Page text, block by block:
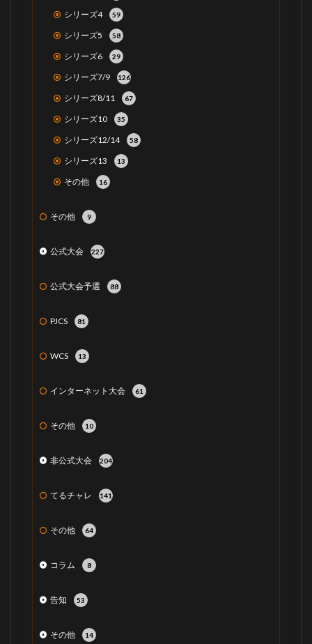
シリーズ4 59
シリーズ5 58
シリーズ6 29
シリーズ7/9 126
シリーズ8/11 67
シリーズ10 35
シリーズ12/14 58
シリーズ13 13
その他 16
その他 9
公式大会 227
公式大会予選 88
PJCS 81
WCS 13
インターネット大会 61
その他 10
非公式大会 204
てるチャレ 141
その他 64
コラム 8
告知 53
その他 14